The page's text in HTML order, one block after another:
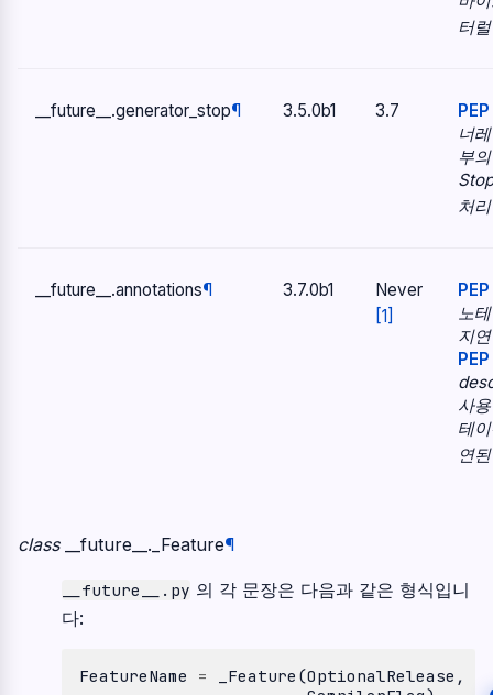
터럴
__future__.generator_stop¶ 3.5.0b1 3.7
너
부의
처리
__future__.annotations¶ 3.7.0b1
Never
[1]
노
지
사
테
연
class __future__. _Feature¶
__future__.py 의 각 문장은 다음과 같은 형식입니
다:
FeatureName = _Feature (OptionalRelease ,